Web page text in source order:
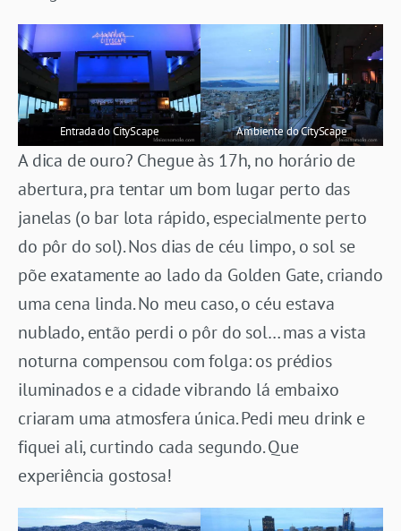
Entrada do CityScape Ambiente do CityScape
A dica de ouro? Chegue às 17h, no horário de
abertura, pra tentar um bom lugar perto das
janelas (o bar lota rápido, especialmente perto
do pôr do sol). Nos dias de céu limpo, o sol se
põe exatamente ao lado da Golden Gate, criando
uma cena linda. No meu caso, o céu estava
nublado, então perdi o pôr do sol… mas a vista
noturna compensou com folga: os prédios
iluminados e a cidade vibrando lá embaixo
criaram uma atmosfera única. Pedi meu drink e
fiquei ali, curtindo cada segundo. Que
experiência gostosa!